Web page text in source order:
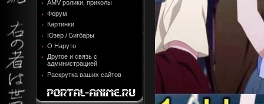
AMV ролики, приколы
Форум
Картинки
Юзер / Бигбары
О Наруто
Другое и связь с
администрацией
Раскрутка ваших сайтов